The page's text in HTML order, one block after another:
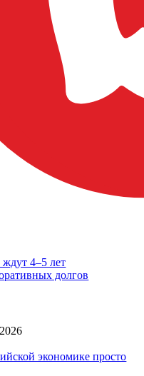
4–5 лет
долгов
экономике просто